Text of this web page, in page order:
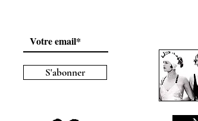
S'abonner